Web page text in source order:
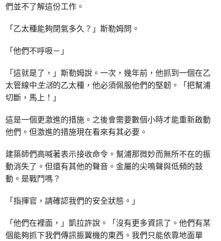
們並不了解這份工作。
「乙太種能夠閉氣多久？」斯勒姆問。
「他們不呼吸－」
「這就是了，」斯勒姆說。一次，幾年前，他抓到一個在乙
太管線中生活的乙太種，他必須佩服他們的堅韌。「把幫浦
切斷，馬上！」
這是一個更激進的措施。之後會需要數個小時才能重新啟動
他們。但激進的措施現在看來有其必要。
建築師們高喊著表示接收命令。幫浦那微妙而無所不在的振
動消失了。但還有其他的聲音。金屬的尖鳴聲與低頻的鼓
動。是戰鬥嗎？
「指揮官，請確認我們的安全狀態。」
「他們在裡面，」凱拉許說。「沒有更多資訊了。他們有某
個能夠抓下我們傳訊振翼機的東西。我們只能依靠地面單